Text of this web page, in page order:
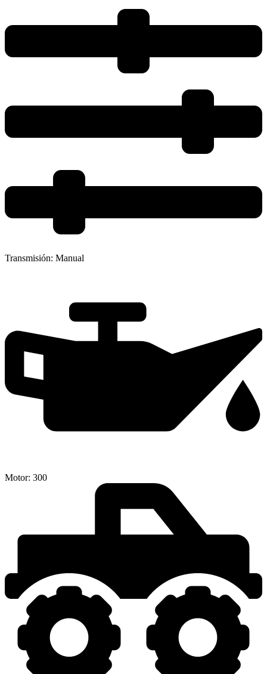
Transmisión: Manual
Motor: 300